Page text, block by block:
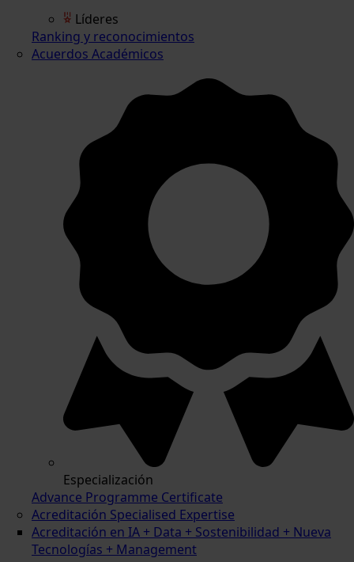
Líderes
Ranking y reconocimientos
Acuerdos Académicos
Especialización
Advance Programme Certificate
Acreditación Specialised Expertise
Acreditación en IA + Data + Sostenibilidad + Nueva
Tecnologías + Management